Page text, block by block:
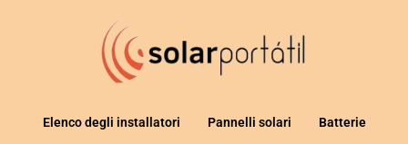
Elenco degli installatori Pannelli solari Batterie